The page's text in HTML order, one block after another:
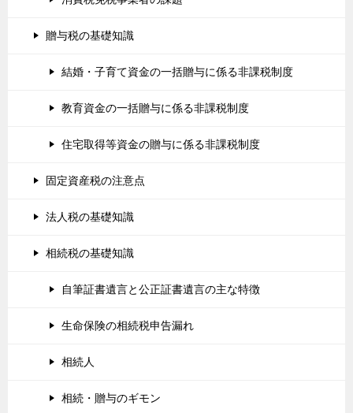
贈与税の基礎知識
結婚・子育て資金の一括贈与に係る非課税制度
教育資金の一括贈与に係る非課税制度
住宅取得等資金の贈与に係る非課税制度
固定資産税の注意点
法人税の基礎知識
相続税の基礎知識
自筆証書遺言と公正証書遺言の主な特徴
生命保険の相続税申告漏れ
相続人
相続・贈与のギモン